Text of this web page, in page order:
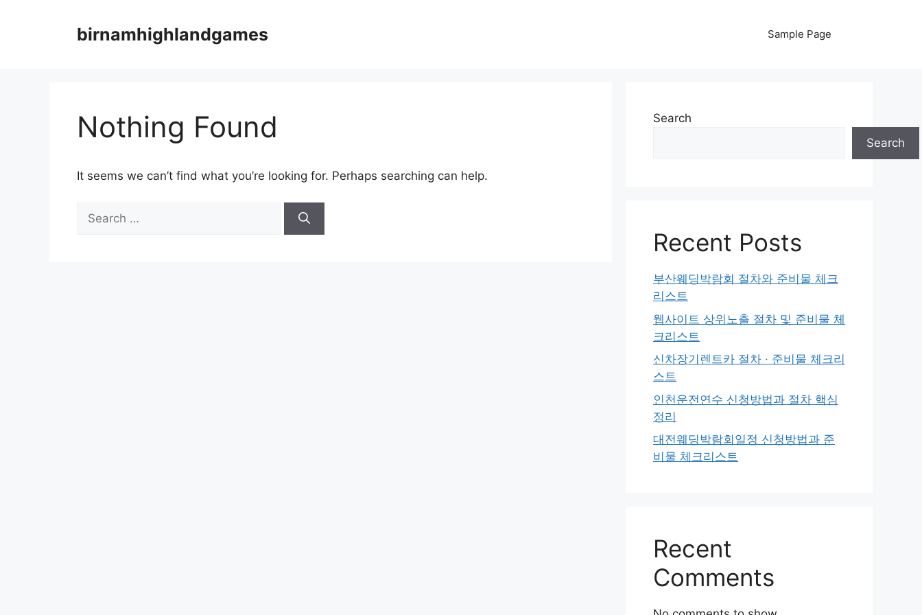
birnamhighlandgames Sample Page
Nothing Found
It seems we can’t find what you’re looking for. Perhaps searching can help.
for:
Search
Search
Recent Posts
부산웨딩박람회 절차와 준비물 체크
리스트
웹사이트 상위노출 절차 및 준비물 체
크리스트
신차장기렌트카 절차 · 준비물 체크리
스트
인천운전연수 신청방법과 절차 핵심
정리
대전웨딩박람회일정 신청방법과 준
비물 체크리스트
Recent
Comments